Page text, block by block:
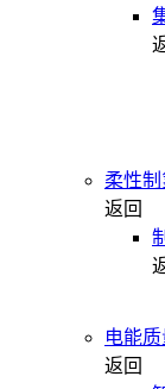
柔性
返回
电能
返回